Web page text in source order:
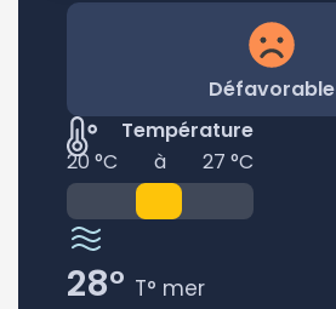
Défavorable
Température
20 °C
à 27 °C
28° T° mer